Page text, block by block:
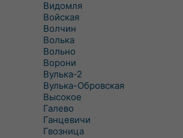
Видомля
Войская
Волчин
Волька
Вольно
Ворони
Вулька-2
Вулька-Обровская
Высокое
Галево
Ганцевичи
Гвозница